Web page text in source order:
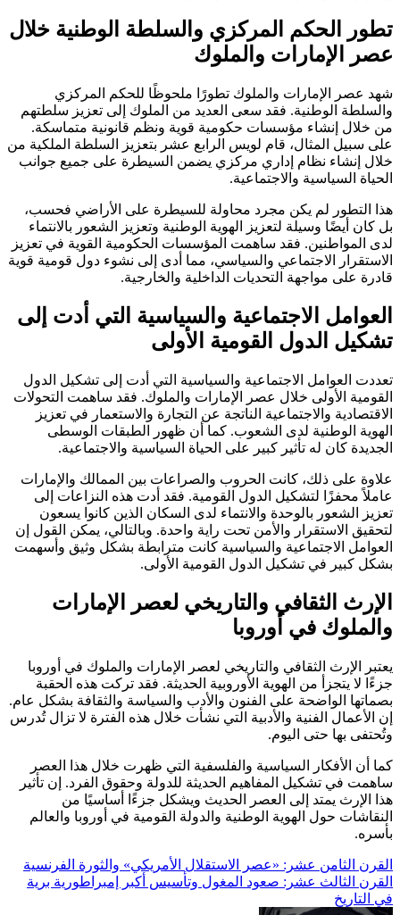
تطور الحكم المركزي والسلطة الوطنية خلال
عصر الإمارات والملوك
شهد عصر الإمارات والملوك تطورًا ملحوظًا للحكم المركزي
والسلطة الوطنية. فقد سعى العديد من الملوك إلى تعزيز سلطتهم
من خلال إنشاء مؤسسات حكومية قوية ونظم قانونية متماسكة.
على سبيل المثال، قام لويس الرابع عشر بتعزيز السلطة الملكية من
خلال إنشاء نظام إداري مركزي يضمن السيطرة على جميع جوانب
الحياة السياسية والاجتماعية.
هذا التطور لم يكن مجرد محاولة للسيطرة على الأراضي فحسب،
بل كان أيضًا وسيلة لتعزيز الهوية الوطنية وتعزيز الشعور بالانتماء
لدى المواطنين. فقد ساهمت المؤسسات الحكومية القوية في تعزيز
الاستقرار الاجتماعي والسياسي، مما أدى إلى نشوء دول قومية قوية
قادرة على مواجهة التحديات الداخلية والخارجية.
العوامل الاجتماعية والسياسية التي أدت إلى
تشكيل الدول القومية الأولى
تعددت العوامل الاجتماعية والسياسية التي أدت إلى تشكيل الدول
القومية الأولى خلال عصر الإمارات والملوك. فقد ساهمت التحولات
الاقتصادية والاجتماعية الناتجة عن التجارة والاستعمار في تعزيز
الهوية الوطنية لدى الشعوب. كما أن ظهور الطبقات الوسطى
الجديدة كان له تأثير كبير على الحياة السياسية والاجتماعية.
علاوة على ذلك، كانت الحروب والصراعات بين الممالك والإمارات
عاملاً محفزًا لتشكيل الدول القومية. فقد أدت هذه النزاعات إلى
تعزيز الشعور بالوحدة والانتماء لدى السكان الذين كانوا يسعون
لتحقيق الاستقرار والأمن تحت راية واحدة. وبالتالي، يمكن القول إن
العوامل الاجتماعية والسياسية كانت مترابطة بشكل وثيق وأسهمت
بشكل كبير في تشكيل الدول القومية الأولى.
الإرث الثقافي والتاريخي لعصر الإمارات
والملوك في أوروبا
يعتبر الإرث الثقافي والتاريخي لعصر الإمارات والملوك في أوروبا
جزءًا لا يتجزأ من الهوية الأوروبية الحديثة. فقد تركت هذه الحقبة
بصماتها الواضحة على الفنون والأدب والسياسة والثقافة بشكل عام.
إن الأعمال الفنية والأدبية التي نشأت خلال هذه الفترة لا تزال تُدرس
وتُحتفى بها حتى اليوم.
كما أن الأفكار السياسية والفلسفية التي ظهرت خلال هذا العصر
ساهمت في تشكيل المفاهيم الحديثة للدولة وحقوق الفرد. إن تأثير
هذا الإرث يمتد إلى العصر الحديث ويشكل جزءًا أساسيًا من
النقاشات حول الهوية الوطنية والدولة القومية في أوروبا والعالم
بأسره.
تصفّح
المقالات
القرن الثامن عشر: «عصر الاستقلال الأمريكي» والثورة الفرنسية
​القرن الثالث عشر: صعود المغول وتأسيس أكبر إمبراطورية برية
في التاريخ